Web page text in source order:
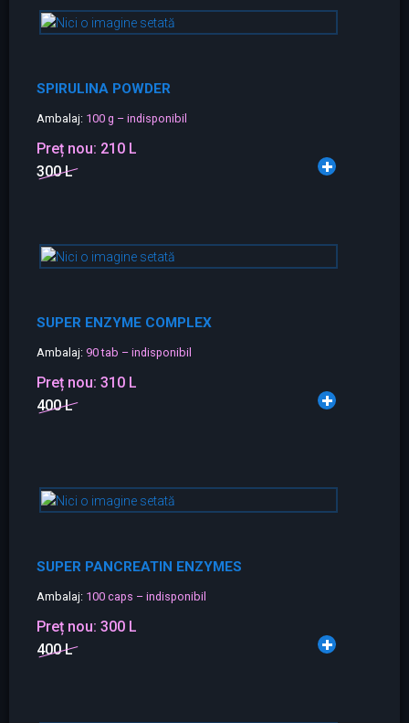
SPIRULINA POWDER
Ambalaj: 100 g – indisponibil
Preț nou: 210 L
300 L
SUPER ENZYME COMPLEX
Ambalaj: 90 tab – indisponibil
Preț nou: 310 L
400 L
SUPER PANCREATIN ENZYMES
Ambalaj: 100 caps – indisponibil
Preț nou: 300 L
400 L